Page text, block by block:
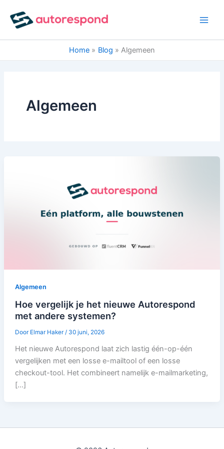
naar
inhoud
Home
Blog Algemeen
Algemeen
Algemeen
Hoe vergelijk je het nieuwe Autorespond
met andere systemen?
Door Elmar Haker / 30 juni, 2026
Het nieuwe Autorespond laat zich lastig één-op-één
vergelijken met een losse e-mailtool of een losse
checkout-tool. Het combineert namelijk e-mailmarketing,
[…]